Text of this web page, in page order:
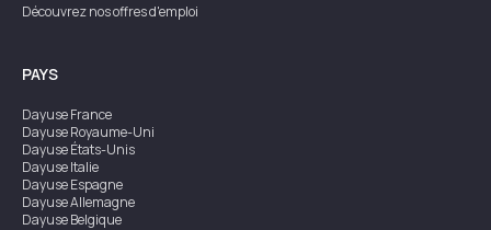
Découvrez nos offres d'emploi
PAYS
DayuseFrance
DayuseRoyaume-Uni
DayuseÉtats-Unis
DayuseItalie
DayuseEspagne
DayuseAllemagne
DayuseBelgique